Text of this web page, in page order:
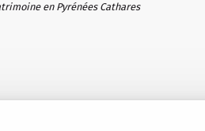
en Pyrénées Cathares